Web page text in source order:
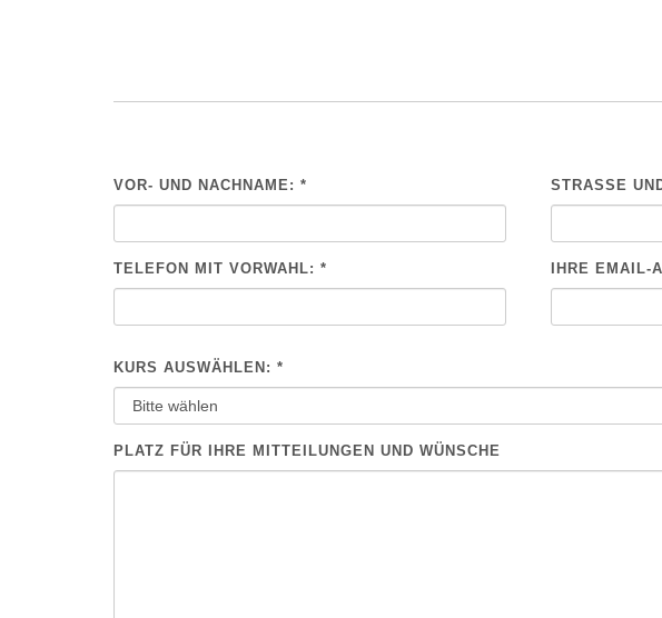
VOR- UND NACHNAME: * STRASSE
TELEFON MIT VORWAHL: * IHRE EMAIL-
KURS AUSWÄHLEN: *
PLATZ FÜR IHRE MITTEILUNGEN UND WÜNSCHE
BITTE NICHT AUSFÜLLEN.